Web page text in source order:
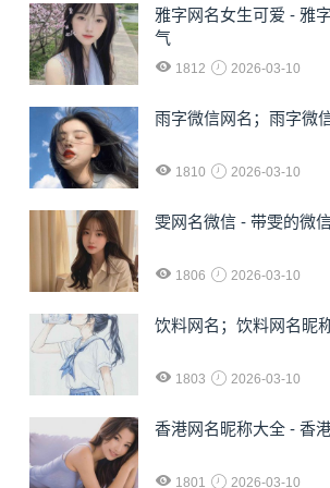
雅字网名女生可爱 - 雅
气
1812 2026-03-10
雨字微信网名；雨字微
1810 2026-03-10
雯网名微信 - 带雯的微
1806 2026-03-10
饮料网名；饮料网名昵
1803 2026-03-10
香港网名昵称大全 - 香
1801 2026-03-10